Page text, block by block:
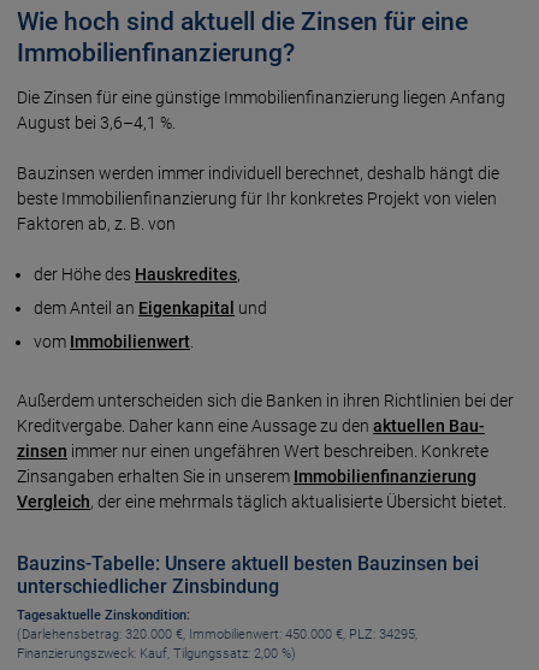
Wie hoch sind aktuell die Zinsen für eine
Immobilien­finanzierung?
Die Zinsen für eine günstige Immobilienfinanzierung liegen Anfang
August bei 3,6–4,1 %.
Bauzinsen werden immer individuell berechnet, deshalb hängt die
beste Immo­bilien­finan­zierung für Ihr konkretes Projekt von vielen
Fak­toren ab, z. B. von
der Höhe des Hauskredites,
dem Anteil an Eigenkapital und
vom Immobilienwert
Außerdem unterscheiden sich die Banken in ihren Richt­linien bei der
Kredit­vergabe. Daher kann eine Aussage zu den aktu­ellen Bau­
zinsen immer nur einen unge­fähren Wert beschreiben. Konkrete
Zins­angaben erhalten Sie in unserem Immo­bilien­finan­zierung
Vergleich, der eine mehr­mals täg­lich aktuali­sierte Übersicht bietet.
Bauzins-Tabelle: Unsere aktuell besten Bauzinsen bei
unterschiedlicher Zinsbindung
Tagesaktuelle Zinskondition:
(Darlehensbetrag: 320.000 €, Immobilienwert: 450.000 €, PLZ: 34295,
Finanzierungszweck:
kauf, Tilgungssatz: 2,00 %)